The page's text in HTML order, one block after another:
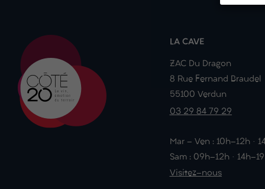
LA CAVE
ZAC Du Dragon
8 Rue Fernand Braudel
55100 Verdun
03 29 84 79 29
Mar - Ven : 10h-12h ·
Sam : 09h-12h · 14h-
Visitez-nous